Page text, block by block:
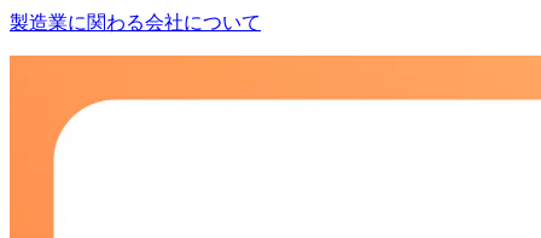
製造業に関わる会社について